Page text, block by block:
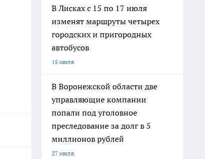
В Лисках с 15 по 17 июля
изменят маршруты четырех
городских и пригородных
автобусов
15 июля
В Воронежской области две
управляющие компании
попали под уголовное
преследование за долг в 5
миллионов рублей
27 июля